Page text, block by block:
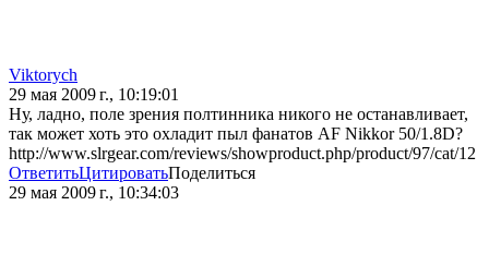
Viktorych
29 мая 2009 г., 10:19:01
Ну, ладно, поле зрения полтинника никого не останавливает,
так может хоть это охладит пыл фанатов AF Nikkor 50/1.8D?
http://www.slrgear.com/reviews/showproduct.php/product/97/cat/12
ОтветитьЦитироватьПоделиться
29 мая 2009 г., 10:34:03